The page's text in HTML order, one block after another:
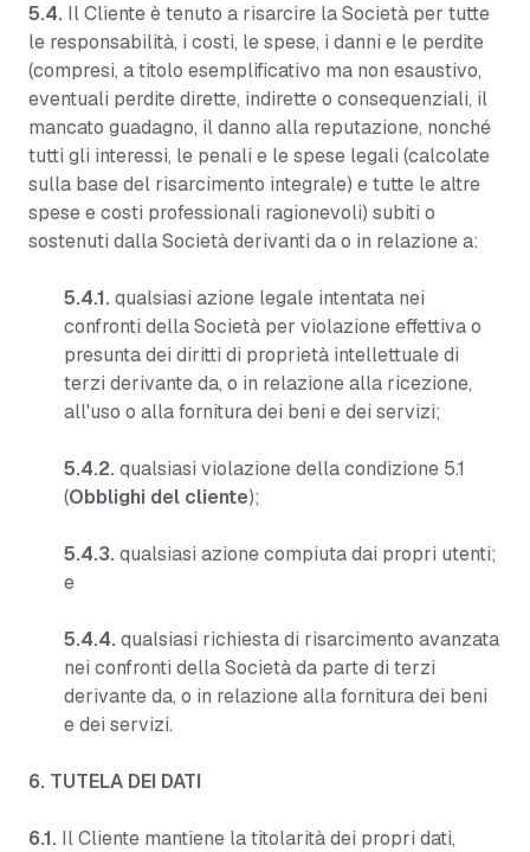
5.4. Il Cliente è tenuto a risarcire la Società per tutte
le responsabilità, i costi, le spese, i danni e le perdite
(compresi, a titolo esemplificativo ma non esaustivo,
eventuali perdite dirette, indirette o consequenziali, il
mancato guadagno, il danno alla reputazione, nonché
tutti gli interessi, le penali e le spese legali (calcolate
sulla base del risarcimento integrale) e tutte le altre
spese e costi professionali ragionevoli) subiti o
sostenuti dalla Società derivanti da o in relazione a:
5.4.1. qualsiasi azione legale intentata nei
confronti della Società per violazione effettiva o
presunta dei diritti di proprietà intellettuale di
terzi derivante da, o in relazione alla ricezione,
all'uso o alla fornitura dei beni e dei servizi;
5.4.2. qualsiasi violazione della condizione 5.1
(Obblighi del cliente);
5.4.3. qualsiasi azione compiuta dai propri utenti;
e
5.4.4. qualsiasi richiesta di risarcimento avanzata
nei confronti della Società da parte di terzi
derivante da, o in relazione alla fornitura dei beni
e dei servizi.
6. TUTELA DEI DATI
6.1. Il Cliente mantiene la titolarità dei propri dati,